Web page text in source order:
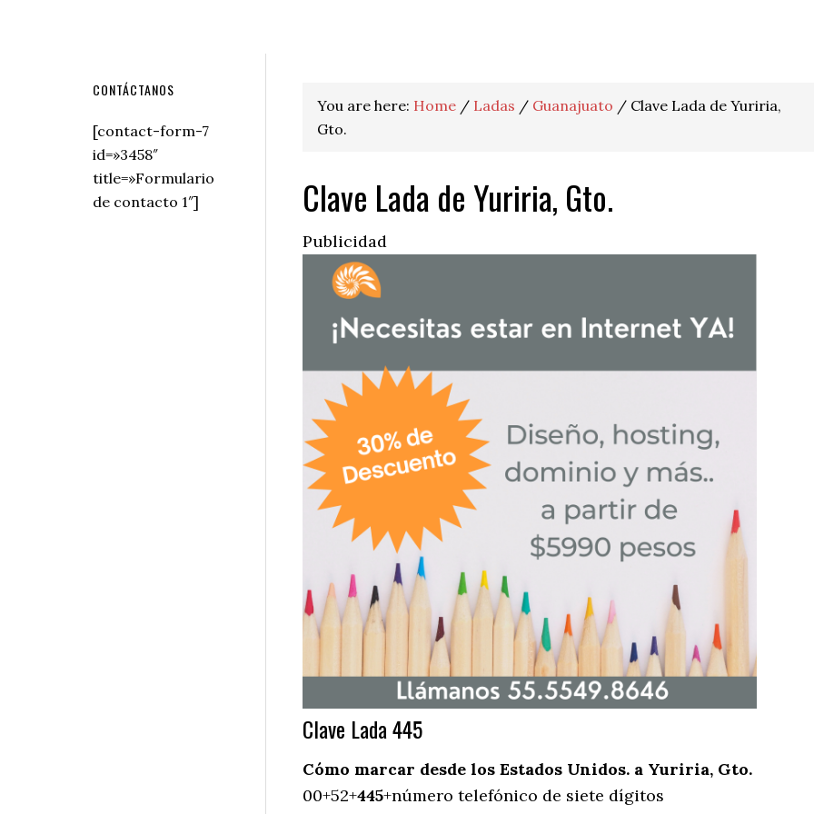
You are here: Home / Ladas / Guanajuato / Clave Lada de Yuriria,
Gto.
Clave Lada de Yuriria, Gto.
Publicidad
Clave Lada 445
Cómo marcar desde los Estados Unidos. a Yuriria, Gto.
00+52+445+número telefónico de siete dígitos
Secondary
Sidebar
CONTÁCTANOS
[contact-form-7
id=»3458″
title=»Formulario
de contacto 1″]